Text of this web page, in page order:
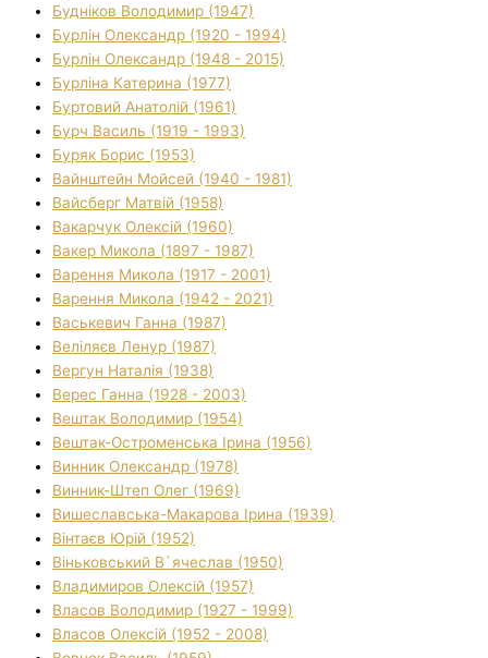
Будніков Володимир (1947)
Бурлін Олександр (1920 - 1994)
Бурлін Олександр (1948 - 2015)
Бурліна Катерина (1977)
Буртовий Анатолій (1961)
Бурч Василь (1919 - 1993)
Буряк Борис (1953)
Вайнштейн Мойсей (1940 - 1981)
Вайсберг Матвій (1958)
Вакарчук Олексій (1960)
Вакер Микола (1897 - 1987)
Варення Микола (1917 - 2001)
Варення Микола (1942 - 2021)
Васькевич Ганна (1987)
Веліляєв Ленур (1987)
Вергун Наталія (1938)
Верес Ганна (1928 - 2003)
Вештак Володимир (1954)
Вештак-Остроменська Ірина (1956)
Винник Олександр (1978)
Винник-Штеп Олег (1969)
Вишеславська-Макарова Ірина (1939)
Вінтаєв Юрій (1952)
Віньковський В`ячеслав (1950)
Владимиров Олексій (1957)
Власов Володимир (1927 - 1999)
Власов Олексій (1952 - 2008)